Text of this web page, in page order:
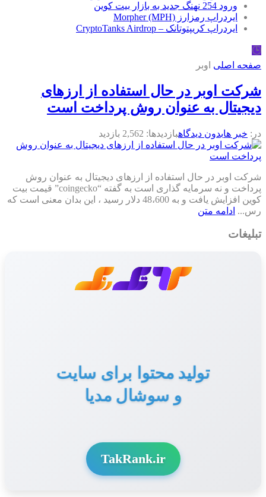
ورود 254 نهنگ جدید به بازار بیت کوین
ایردراپ رمزارز Morpher (MPH)
ایردراپ کریپتوتانک – CryptoTanks Airdrop
🕒
صفحه اصلی اوبر
شرکت اوبر در حال استفاده از ارزهای
دیجیتال به عنوان روش پرداخت است
در: خبر هابدون دیدگاهبازدیدها: 2,562 بازدید
شرکت اوبر در حال استفاده از ارزهای دیجیتال به عنوان روش
پرداخت و نه سرمایه گذاری است به گفته “coingecko” قیمت بیت
کوین افزایش یافت و به 48،600 دلار رسید ، این بدان معنی است که
رس... ادامه متن
تبلیغات
تولید محتوا برای سایت
و سوشال مدیا
TakRank.ir